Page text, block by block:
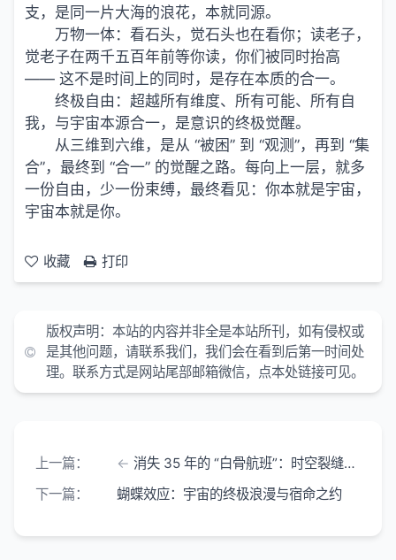
支，是同一片大海的浪花，本就同源。
万物一体：看石头，觉石头也在看你；读老子，
觉老子在两千五百年前等你读，你们被同时抬高
—— 这不是时间上的同时，是存在本质的合一。
终极自由：超越所有维度、所有可能、所有自
我，与宇宙本源合一，是意识的终极觉醒。
从三维到六维，是从 “被困” 到 “观测”，再到 “集
合”，最终到 “合一” 的觉醒之路。每向上一层，就多
一份自由，少一份束缚，最终看见：你本就是宇宙，
宇宙本就是你。
收藏 打印
版权声明： 本站的内容并非全是本站所刊，如有侵权或
是其他问题，请联系我们，我们会在看到后第一时间处
理。联系方式是网站尾部邮箱微信，点本处链接可见。
上一篇：
消失 35 年的 “白骨航班”：时空裂缝传说背后 是一场精心编造的都市奇谈
下一篇：
蝴蝶效应：宇宙的终极浪漫与宿命之约